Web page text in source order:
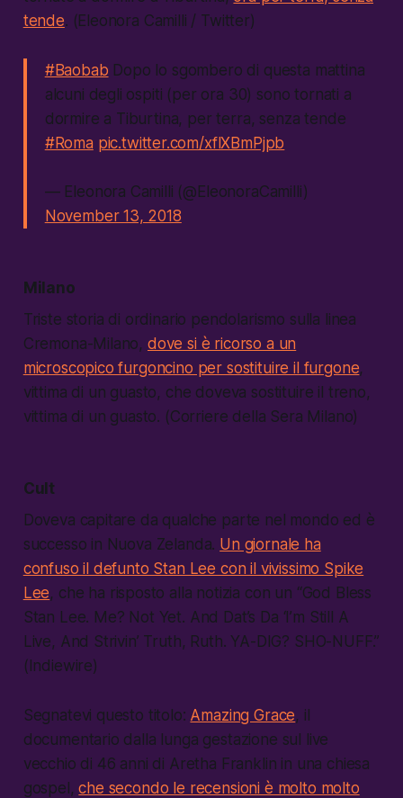
tende. (Eleonora Camilli / Twitter)
#Baobab Dopo lo sgombero di questa mattina
alcuni degli ospiti (per ora 30) sono tornati a
dormire a Tiburtina, per terra, senza tende
#Roma pic.twitter.com/xflXBmPjpb
— Eleonora Camilli (@EleonoraCamilli)
November 13, 2018
Milano
Triste storia di ordinario pendolarismo sulla linea
Cremona-Milano, dove si è ricorso a un
microscopico furgoncino per sostituire il furgone,
vittima di un guasto, che doveva sostituire il treno,
vittima di un guasto. (Corriere della Sera Milano)
Cult
Doveva capitare da qualche parte nel mondo ed è
successo in Nuova Zelanda. Un giornale ha
confuso il defunto Stan Lee con il vivissimo Spike
Lee, che ha risposto alla notizia con un “God Bless
Stan Lee. Me? Not Yet. And Dat’s Da ‘I’m Still A
Live, And Strivin’ Truth, Ruth. YA-DIG? SHO-NUFF.”
(Indiewire)
Segnatevi questo titolo: Amazing Grace, il
documentario dalla lunga gestazione sul live
vecchio di 46 anni di Aretha Franklin in una chiesa
gospel,che secondo le recensioni è molto molto